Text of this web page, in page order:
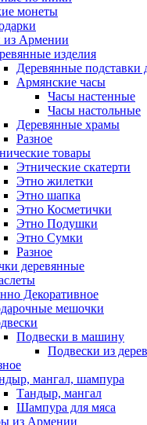
монеты
из Армении
изделия
Деревянные подставки
Армянские часы
Часы настенные
Часы настольные
Деревянные храмы
Разное
товары
Этнические скатерти
Этно жилетки
Этно шапка
Этно Косметички
Этно Подушки
Этно Сумки
Разное
деревянные
Декоративное
мешочки
Подвески в машину
Подвески из
мангал, шампура
Тандыр, мангал
Шампура для мяса
из Армении